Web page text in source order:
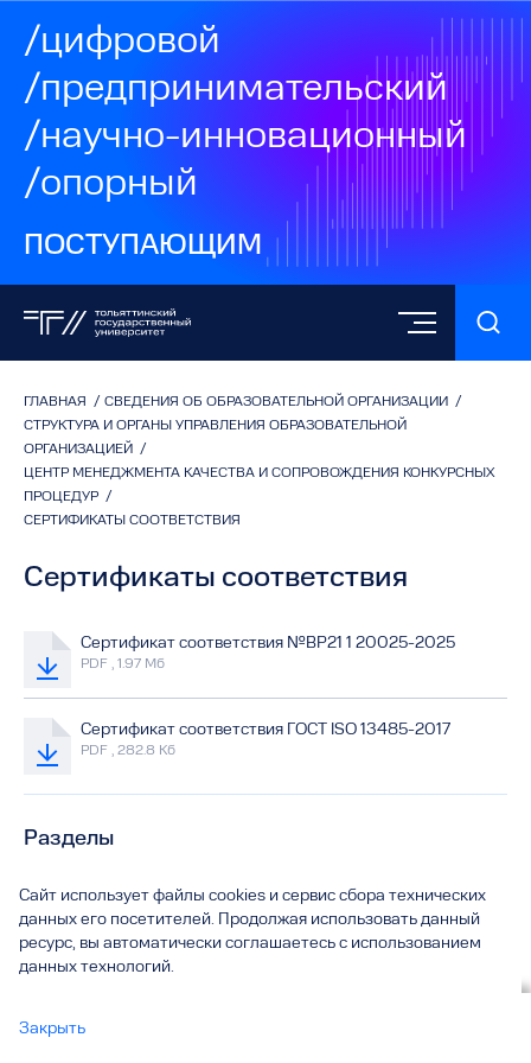
/цифровой
/предпринимательский
/научно-инновационный
/опорный
ПОСТУПАЮЩИМ
ГЛАВНАЯ / СВЕДЕНИЯ ОБ ОБРАЗОВАТЕЛЬНОЙ ОРГАНИЗАЦИИ /
СТРУКТУРА И ОРГАНЫ УПРАВЛЕНИЯ ОБРАЗОВАТЕЛЬНОЙ
ОРГАНИЗАЦИЕЙ /
ЦЕНТР МЕНЕДЖМЕНТА КАЧЕСТВА И СОПРОВОЖДЕНИЯ КОНКУРСНЫХ
ПРОЦЕДУР /
СЕРТИФИКАТЫ СООТВЕТСТВИЯ
Сертификаты соответствия
Вы смотрите
Сертификат соответствия №ВР21 1 20025-2025
PDF , 1.97 Мб
Сертификат соответствия ГОСТ ISO 13485-2017
PDF , 282.8 Кб
Разделы
01 Основные сведения
02
Структура и органы управления образовательной
организацией
Сайт использует файлы cookies и сервис сбора технических
данных его посетителей. Продолжая использовать данный
ресурс, вы автоматически соглашаетесь с использованием
данных технологий.
Закрыть